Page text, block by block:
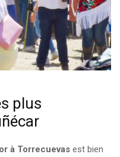
plus
à Torrecuevas est bien